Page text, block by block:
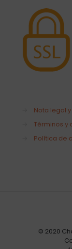
Nota legal
Términos y
Política de
© 2020